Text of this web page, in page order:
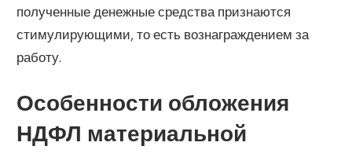
полученные денежные средства признаются
стимулирующими, то есть вознаграждением за
работу.
Особенности обложения
НДФЛ материальной